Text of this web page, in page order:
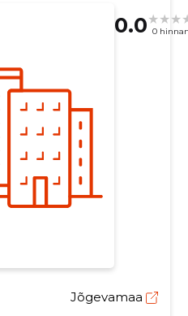
0.0 0
Jõgevamaa